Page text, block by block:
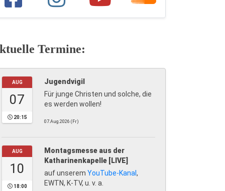
Termine:
AUG
07
20:15
Jugendvigil
Für junge Christen und solche, die
es werden wollen!
07.Aug.2026 (Fr)
AUG
10
18:00
Montagsmesse aus der
Katharinenkapelle [LIVE]
auf unserem YouTube-Kanal ,
EWTN, K-TV, u. v. a.